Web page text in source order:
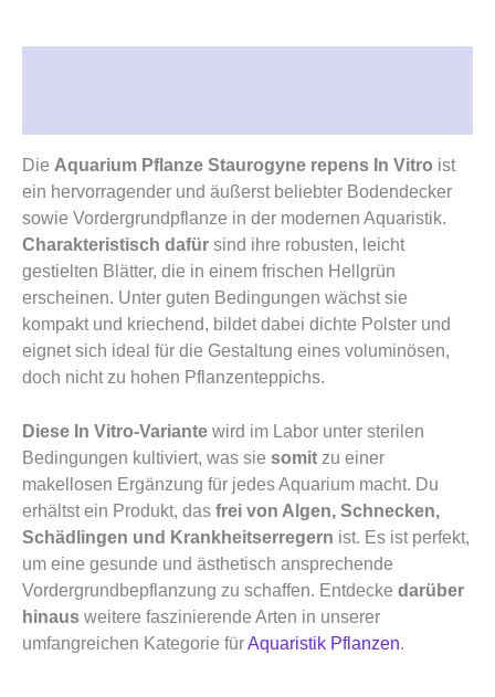
Die Aquarium Pflanze Staurogyne repens In Vitro ist
ein hervorragender und äußerst beliebter Bodendecker
sowie Vordergrundpflanze in der modernen Aquaristik.
Charakteristisch dafür sind ihre robusten, leicht
gestielten Blätter, die in einem frischen Hellgrün
erscheinen. Unter guten Bedingungen wächst sie
kompakt und kriechend, bildet dabei dichte Polster und
eignet sich ideal für die Gestaltung eines voluminösen,
doch nicht zu hohen Pflanzenteppichs.
Diese In Vitro-Variante wird im Labor unter sterilen
Bedingungen kultiviert, was sie somit zu einer
makellosen Ergänzung für jedes Aquarium macht. Du
erhältst ein Produkt, das frei von Algen, Schnecken,
Schädlingen und Krankheitserregern ist. Es ist perfekt,
um eine gesunde und ästhetisch ansprechende
Vordergrundbepflanzung zu schaffen. Entdecke darüber
hinaus weitere faszinierende Arten in unserer
umfangreichen Kategorie fürAquaristik Pflanzen.